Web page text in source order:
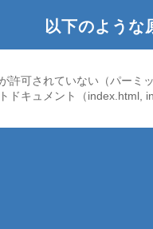
以下のような
許可されていない（パーミ
ドキュメント（index.html,